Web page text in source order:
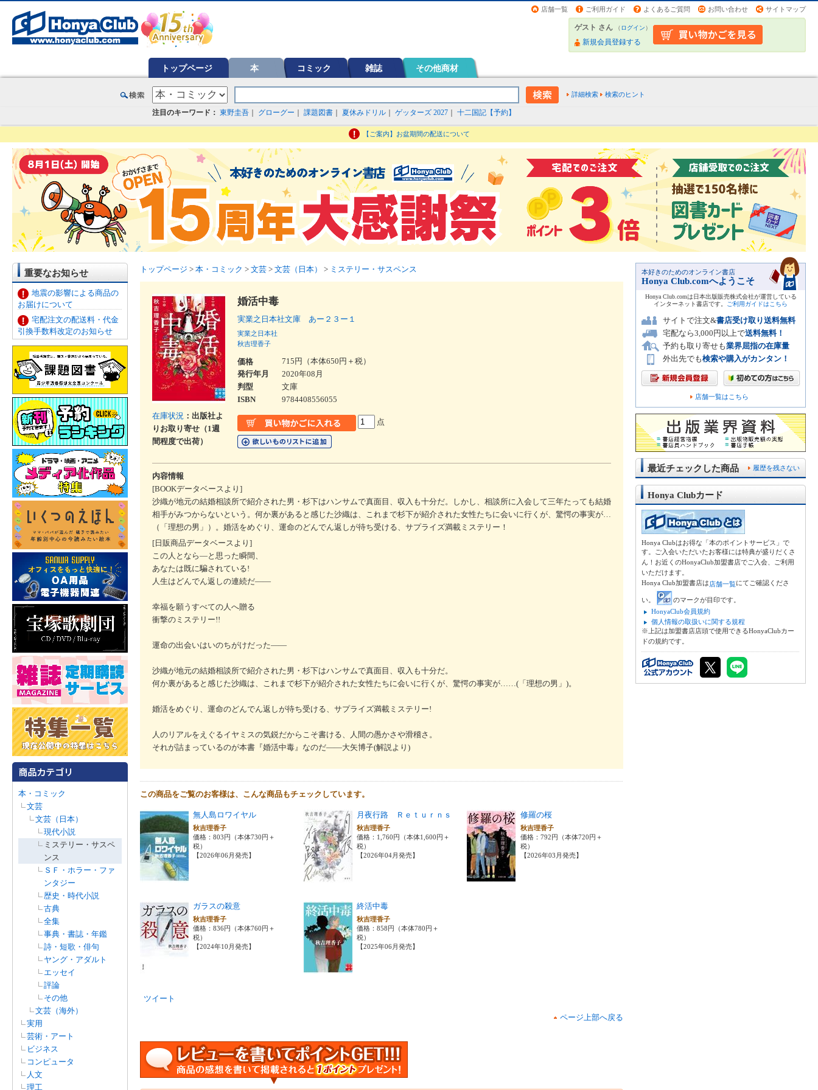
店舗一覧 ご利用ガイド よくあるご質問 お問い合わせ サイトマップ
ゲスト さん （ログイン）
新規会員登録する
トップページ 本 コミック 雑誌 その他商材
詳細検索 検索のヒント
注目のキーワード： 東野圭吾 グローグー 課題図書 夏休みドリル ゲッターズ 2027 十二国記【予約】
【ご案内】お盆期間の配送について
重要なお知らせ
地震の影響による商品の
お届けについて
宅配注文の配送料・代金
引換手数料改定のお知らせ
本・コミック
文芸
文芸（日本）
現代小説
ミステリー・サスペ
ンス
ＳＦ・ホラー・ファ
ンタジー
歴史・時代小説
古典
全集
事典・書誌・年鑑
詩・短歌・俳句
ヤング・アダルト
エッセイ
評論
その他
文芸（海外）
実用
芸術・アート
ビジネス
コンピュータ
人文
理工
トップページ > 本・コミック > 文芸 > 文芸（日本） > ミステリー・サスペンス
在庫状況 ：出版社よ
りお取り寄せ（1週
間程度で出荷）
婚活中毒
実業之日本社文庫 あー２３ー１
実業之日本社
秋吉理香子
価格
715円（本体650円＋税）
発行年月
2020年08月
判型
文庫
ISBN
9784408556055
点
内容情報
[BOOKデータベースより]
沙織が地元の結婚相談所で紹介された男・杉下はハンサムで真面目、収入も十分だ。しかし、相談所に入会して三年たっても結婚
相手がみつからないという。何か裏があると感じた沙織は、これまで杉下が紹介された女性たちに会いに行くが、驚愕の事実が…
（「理想の男」）。婚活をめぐり、運命のどんでん返しが待ち受ける、サプライズ満載ミステリー！
[日販商品データベースより]
この人となら―と思った瞬間、
あなたは既に騙されている!
人生はどんでん返しの連続だ――
幸福を願うすべての人へ贈る
衝撃のミステリー!!
運命の出会いはいのちがけだった――
沙織が地元の結婚相談所で紹介された男・杉下はハンサムで真面目、収入も十分だ。
何か裏があると感じた沙織は、これまで杉下が紹介された女性たちに会いに行くが、驚愕の事実が……(「理想の男」)。
婚活をめぐり、運命のどんでん返しが待ち受ける、サプライズ満載ミステリー!
人のリアルをえぐるイヤミスの気鋭だからこそ書ける、人間の愚かさや滑稽さ。
それが詰まっているのが本書『婚活中毒』なのだ――大矢博子(解説より)
この商品をご覧のお客様は、こんな商品もチェックしています。
無人島ロワイヤル
秋吉理香子
価格：803円（本体730円＋
税）
【2026年06月発売】
月夜行路 Ｒｅｔｕｒｎｓ
秋吉理香子
価格：1,760円（本体1,600円＋
税）
【2026年04月発売】
修羅の桜
秋吉理香子
価格：792円（本体720円＋
税）
【2026年03月発売】
ガラスの殺意
秋吉理香子
価格：836円（本体760円＋
税）
【2024年10月発売】
終活中毒
秋吉理香子
価格：858円（本体780円＋
税）
【2025年06月発売】
ツイート
ページ上部へ戻る
本好きのためのオンライン書店
Honya Club.comへようこそ
Honya Club.comは日本出版販売株式会社が運営している
インターネット書店です。
ご利用ガイドはこちら
サイトで注文&書店受け取り送料無料
宅配なら3,000円以上で送料無料！
予約も取り寄せも業界屈指の在庫量
外出先でも検索や購入がカンタン！
店舗一覧はこちら
履歴を残さない
最近チェックした商品
Honya Clubカード
Honya Clubはお得な「本のポイントサービス」で
す。ご入会いただいたお客様には特典が盛りだくさ
ん！お近くのHonyaClub加盟書店でご入会、ご利用
いただけます。
Honya Club加盟書店は店舗一覧にてご確認くださ
い。
のマークが目印です。
HonyaClub会員規約
個人情報の取扱いに関する規程
※上記は加盟書店店頭で使用できるHonyaClubカー
ドの規約です。